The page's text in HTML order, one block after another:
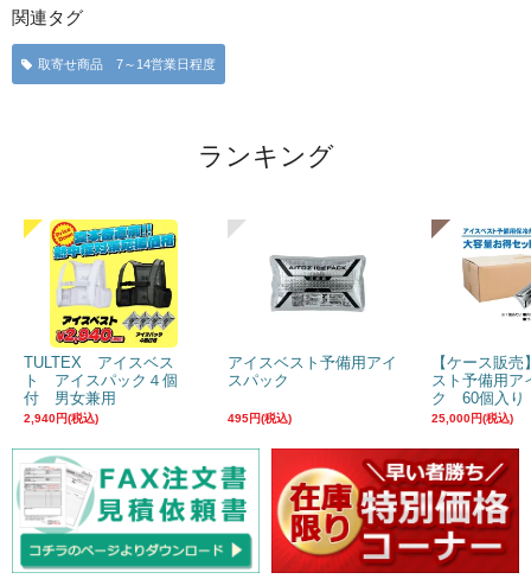
関連タグ
取寄せ商品 7～14営業日程度
ランキング
TULTEX アイスベス
ト アイスパック４個
付 男女兼用
2,940円(税込)
アイスベスト予備用アイ
スパック
495円(税込)
【ケース販
スト予備用ア
ク 60個入り
25,000円(税込)